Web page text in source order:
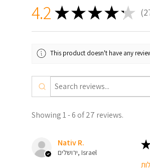
4.2 ★★★★★ 27
This product doesn't have any
Showing 1 - 6 of 27 reviews.
Nativ R.
ירושלים, Israel
★